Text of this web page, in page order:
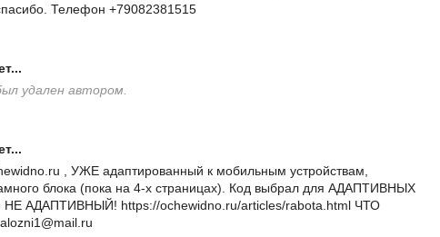
Телефон +79082381515
удален автором.
, УЖЕ адаптированный к мобильным устройствам,
блока (пока на 4-х страницах). Код выбрал для АДАПТИВНЫХ
НЕ АДАПТИВНЫЙ! https://ochewidno.ru/articles/rabota.html ЧТО